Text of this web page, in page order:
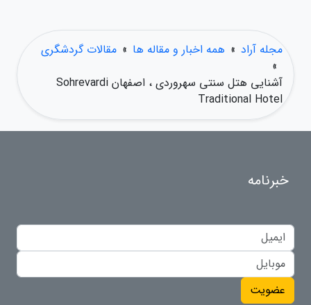
مجله آراد » همه اخبار و مقاله ها » مقالات گردشگری
»
آشنایی هتل سنتی سهروردی ، اصفهان Sohrevardi
Traditional Hotel
خبرنامه
عضویت